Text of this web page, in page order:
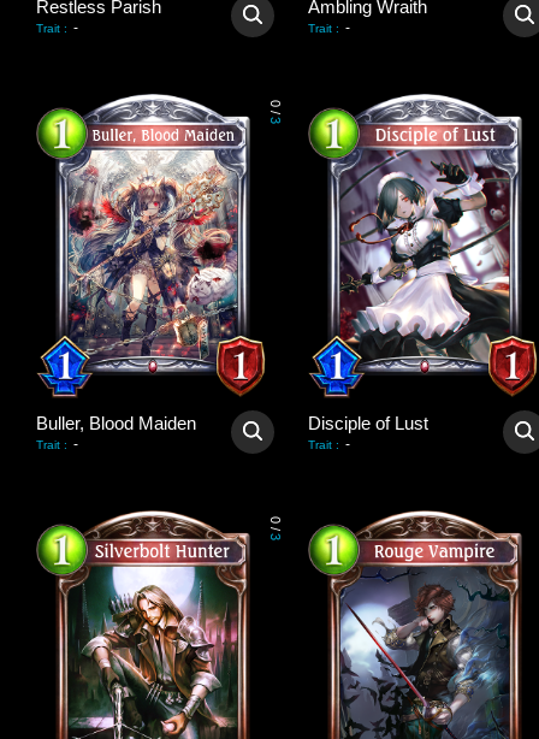
Restless Parish
Trait : -
Ambling Wraith
Trait : -
0
/
3
Buller, Blood Maiden
Trait : -
Disciple of Lust
Trait : -
0
/
3